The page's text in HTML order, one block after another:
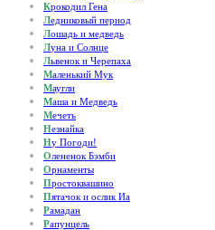
Крокодил Гена
Ледниковый период
Лошадь и медведь
Луна и Солнце
Львенок и Черепаха
Маленький Мук
Маугли
Маша и Медведь
Мечеть
Незнайка
Ну Погоди!
Олененок Бэмби
Орнаменты
Простоквашино
Пятачок и ослик Иа
Рамадан
Рапунцель